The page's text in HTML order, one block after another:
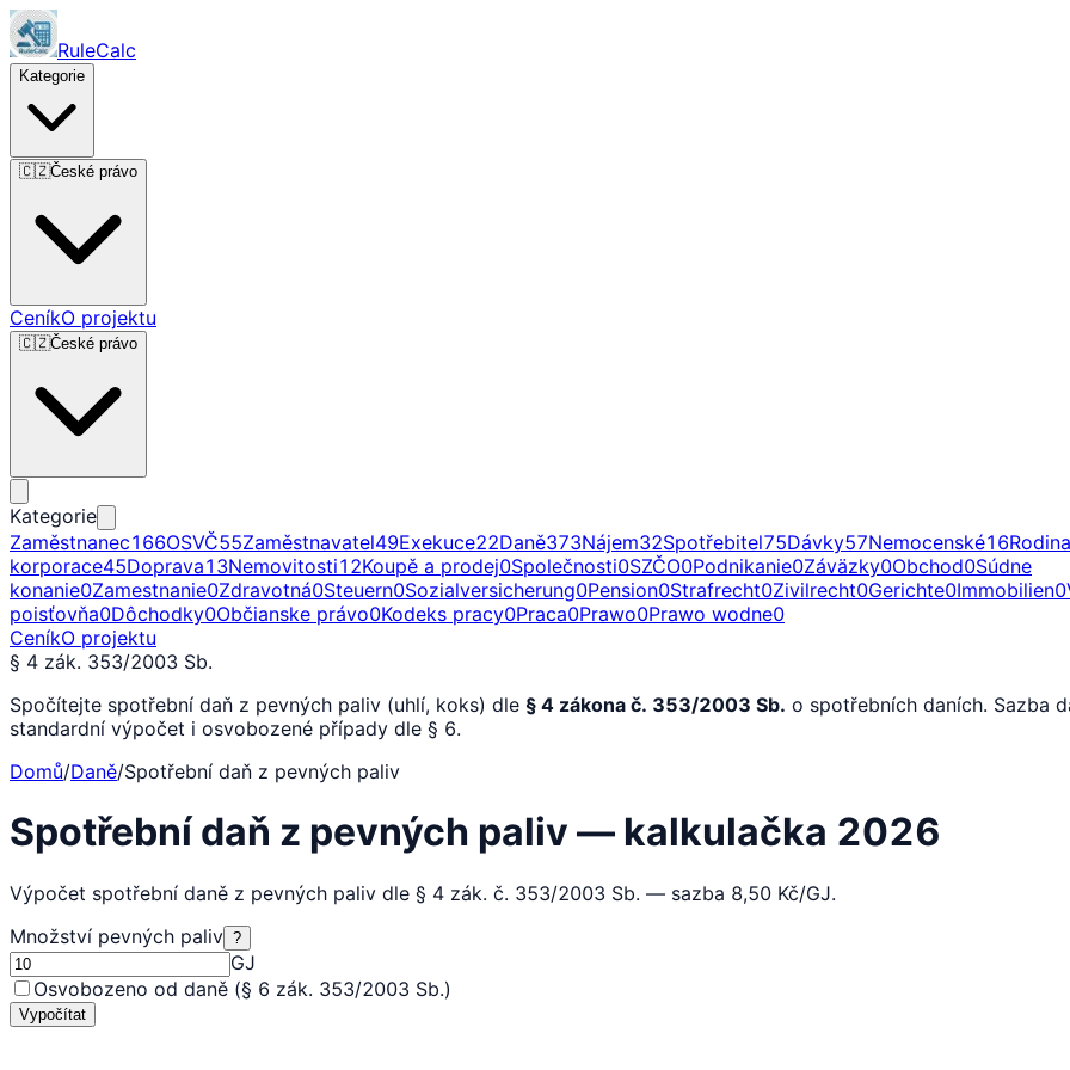
RuleCalc
Kategorie
🇨🇿České právo
CeníkO projektu
🇨🇿České právo
Kategorie
Zaměstnanec166OSVČ55Zaměstnavatel49Exekuce22Daně373Nájem32Spotřebitel75Dávky57Nemocenské16Rodina
korporace45Doprava13Nemovitosti12Koupě a prodej0Společnosti0SZČO0Podnikanie0Záväzky0Obchod0Súdne
konanie0Zamestnanie0Zdravotná0Steuern0Sozialversicherung0Pension0Strafrecht0Zivilrecht0Gerichte0Immobilien0
poisťovňa0Dôchodky0Občianske právo0Kodeks pracy0Praca0Prawo0Prawo wodne0
CeníkO projektu
§ 4 zák. 353/2003 Sb.
Spočítejte spotřební daň z pevných paliv (uhlí, koks) dle § 4 zákona č. 353/2003 Sb. o spotřebních daních. Sazba
standardní výpočet i osvobozené případy dle § 6.
Domů/Daně/Spotřební daň z pevných paliv
Spotřební daň z pevných paliv — kalkulačka 2026
Výpočet spotřební daně z pevných paliv dle § 4 zák. č. 353/2003 Sb. — sazba 8,50 Kč/GJ.
Množství pevných paliv ?
GJ
Osvobozeno od daně (§ 6 zák. 353/2003 Sb.)
Vypočítat